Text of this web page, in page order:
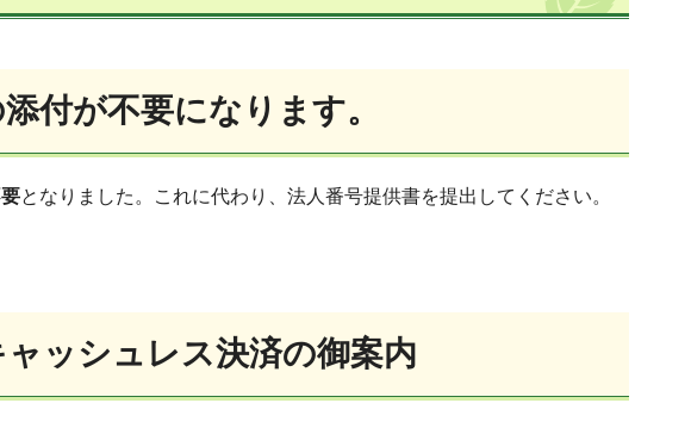
付が不要になります。
となりました。これに代わり、法人番号提供書を提出してください。
ャッシュレス決済の御案内